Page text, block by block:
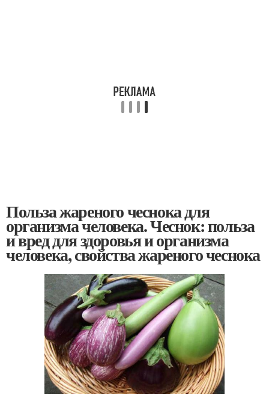
Польза жареного чеснока для
организма человека. Чеснок: польза
и вред для здоровья и организма
человека, свойства жареного чеснока